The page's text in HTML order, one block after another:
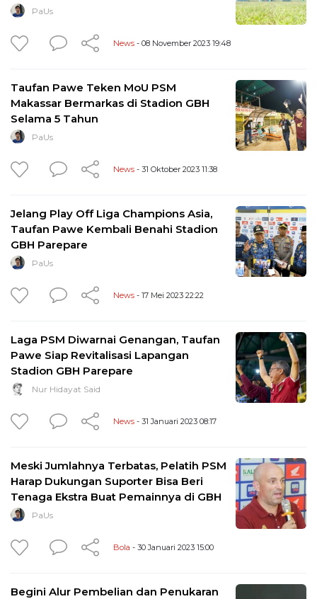
PaUs
News - 08 November 2023 19:48
Taufan Pawe Teken MoU PSM
Makassar Bermarkas di Stadion GBH
Selama 5 Tahun
PaUs
News - 31 Oktober 2023 11:38
Jelang Play Off Liga Champions Asia,
Taufan Pawe Kembali Benahi Stadion
GBH Parepare
PaUs
News - 17 Mei 2023 22:22
Laga PSM Diwarnai Genangan, Taufan
Pawe Siap Revitalisasi Lapangan
Stadion GBH Parepare
Nur Hidayat Said
News - 31 Januari 2023 08:17
Meski Jumlahnya Terbatas, Pelatih PSM
Harap Dukungan Suporter Bisa Beri
Tenaga Ekstra Buat Pemainnya di GBH
PaUs
Bola - 30 Januari 2023 15:00
Begini Alur Pembelian dan Penukaran